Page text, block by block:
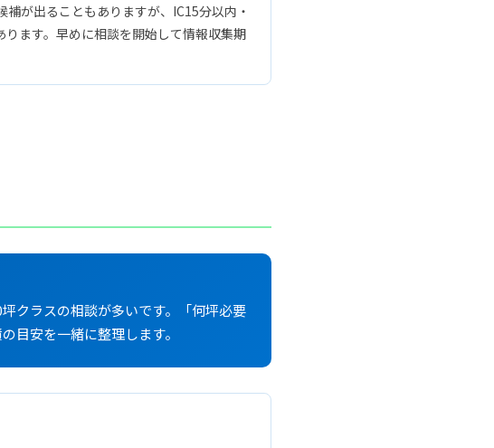
が出ることもありますが、IC15分以内・
ます。早めに相談を開始して情報収集期
クラスの相談が多いです。「何坪必要
目安を一緒に整理します。